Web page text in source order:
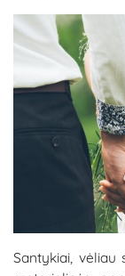
Santykiai, vėliau